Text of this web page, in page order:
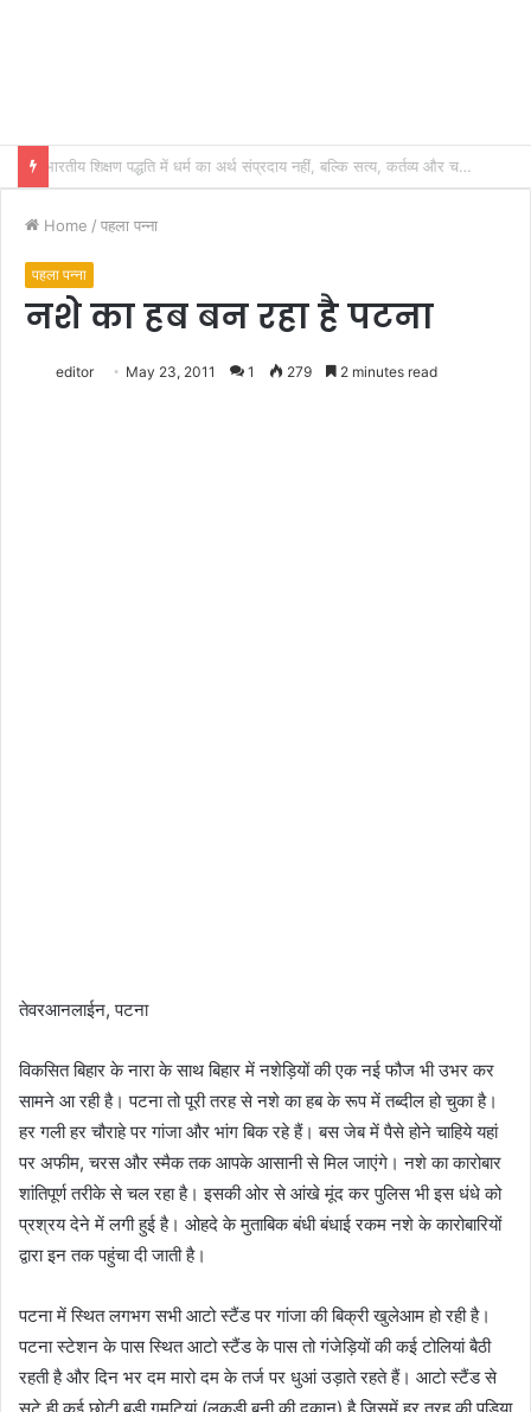
Home / पहला पन्ना
पहला पन्ना
नशे का हब बन रहा है पटना
editor May 23, 2011 1 279 2 minutes read
तेवरआनलाईन, पटना
विकसित बिहार के नारा के साथ बिहार में नशेड़ियों की एक नई फौज भी उभर कर
सामने आ रही है। पटना तो पूरी तरह से नशे का हब के रूप में तब्दील हो चुका है।
हर गली हर चौराहे पर गांजा और भांग बिक रहे हैं। बस जेब में पैसे होने चाहिये यहां
पर अफीम, चरस और स्मैक तक आपके आसानी से मिल जाएंगे। नशे का कारोबार
शांतिपूर्ण तरीके से चल रहा है। इसकी ओर से आंखे मूंद कर पुलिस भी इस धंधे को
प्रश्रय देने में लगी हुई है। ओहदे के मुताबिक बंधी बंधाई रकम नशे के कारोबारियों
द्वारा इन तक पहुंचा दी जाती है।
पटना में स्थित लगभग सभी आटो स्टैंड पर गांजा की बिक्री खुलेआम हो रही है।
पटना स्टेशन के पास स्थित आटो स्टैंड के पास तो गंजेड़ियों की कई टोलियां बैठी
रहती है और दिन भर दम मारो दम के तर्ज पर धुआं उड़ाते रहते हैं। आटो स्टैंड से